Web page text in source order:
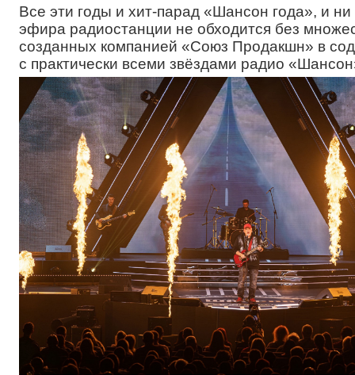
Все эти годы и хит-парад «Шансон года», и
эфира радиостанции не обходится без
созданных компанией «Союз Продакшн» в
с практически всеми звёздами радио